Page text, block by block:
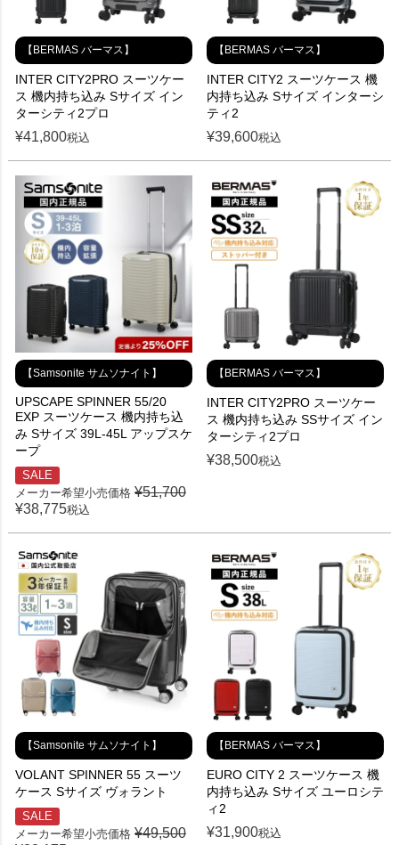
【BERMAS バーマス】
INTER CITY2PRO スーツケー
ス 機内持ち込み Sサイズ イン
ターシティ2プロ
¥41,800税込
【BERMAS バーマス】
INTER CITY2 スーツケース 機
内持ち込み Sサイズ インターシ
ティ2
¥39,600税込
【Samsonite サムソナイト】
UPSCAPE SPINNER 55/20
EXP スーツケース 機内持ち込
み Sサイズ 39L-45L アップスケ
ープ
SALE
メーカー希望小売価格 ¥51,700
¥38,775税込
【BERMAS バーマス】
INTER CITY2PRO スーツケー
ス 機内持ち込み SSサイズ イン
ターシティ2プロ
¥38,500税込
【Samsonite サムソナイト】
VOLANT SPINNER 55 スーツ
ケース Sサイズ ヴォラント
SALE
メーカー希望小売価格 ¥49,500
【BERMAS バーマス】
EURO CITY 2 スーツケース 機
内持ち込み Sサイズ ユーロシテ
ィ2
¥31,900税込